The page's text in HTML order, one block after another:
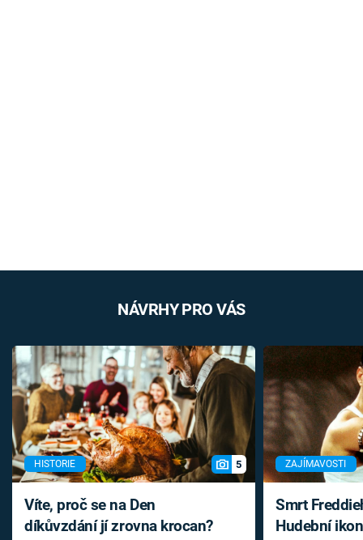
NÁVRHY PRO VÁS
HISTORIE 5
Víte, proč se na Den
díkůvzdání jí zrovna krocan?
ZAJÍMAVOSTI
Smrt
Hudební